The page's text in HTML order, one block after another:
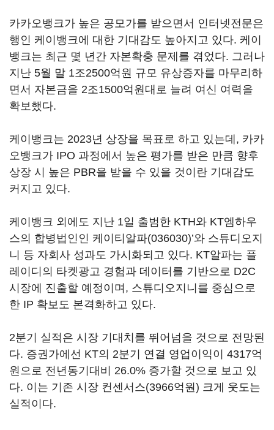
카카오뱅크가 높은 공모가를 받으면서 인터넷전문은
행인 케이뱅크에 대한 기대감도 높아지고 있다. 케이
뱅크는 최근 몇 년간 자본확충 문제를 겪었다. 그러나
지난 5월 말 1조2500억원 규모 유상증자를 마무리하
면서 자본금을 2조1500억원대로 늘려 여신 여력을
확보했다.
케이뱅크는 2023년 상장을 목표로 하고 있는데, 카카
오뱅크가 IPO 과정에서 높은 평가를 받은 만큼 향후
상장 시 높은 PBR을 받을 수 있을 것이란 기대감도
커지고 있다.
케이뱅크 외에도 지난 1일 출범한 KTH와 KT엠하우
스의 합병법인인 케이티알파(036030)’와 스튜디오지
니 등 자회사 성과도 가시화되고 있다. KT알파는 플
레이디의 타켓광고 경험과 데이터를 기반으로 D2C
시장에 진출할 예정이며, 스튜디오지니를 중심으로
한 IP 확보도 본격화하고 있다.
2분기 실적은 시장 기대치를 뛰어넘을 것으로 전망된
다. 증권가에선 KT의 2분기 연결 영업이익이 4317억
원으로 전년동기대비 26.0% 증가할 것으로 보고 있
다. 이는 기존 시장 컨센서스(3966억원) 크게 웃도는
실적이다.